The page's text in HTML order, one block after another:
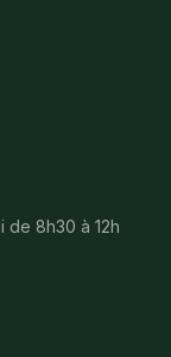
de 8h30 à 12h